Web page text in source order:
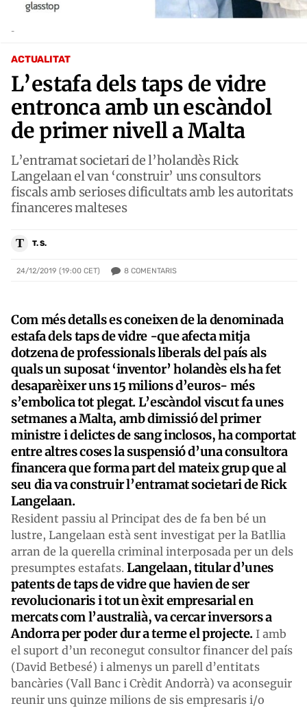
ACTUALITAT
L’estafa dels taps de vidre
entronca amb un escàndol
de primer nivell a Malta
L’entramat societari de l’holandès Rick
Langelaan el van ‘construir’ uns consultors
fiscals amb serioses dificultats amb les autoritats
financeres malteses
T T. S.
24/12/2019 (19:00 CET) 8 COMENTARIS
-
Com més detalls es coneixen de la denominada
estafa dels taps de vidre -que afecta mitja
dotzena de professionals liberals del país als
quals un suposat ‘inventor’ holandès els ha fet
desaparèixer uns 15 milions d’euros- més
s’embolica tot plegat. L’escàndol viscut fa unes
setmanes a Malta, amb dimissió del primer
ministre i delictes de sang inclosos, ha comportat
entre altres coses la suspensió d’una consultora
financera que forma part del mateix grup que al
seu dia va construir l’entramat societari de Rick
Langelaan.
Resident passiu al Principat des de fa ben bé un
lustre, Langelaan està sent investigat per la Batllia
arran de la querella criminal interposada per un dels
presumptes estafats. Langelaan, titular d’unes
patents de taps de vidre que havien de ser
revolucionaris i tot un èxit empresarial en
mercats com l’australià, va cercar inversors a
Andorra per poder dur a terme el projecte.I amb
el suport d’un reconegut consultor financer del país
(David Betbesé) i almenys un parell d’entitats
bancàries (Vall Banc i Crèdit Andorrà) va aconseguir
reunir uns quinze milions de sis empresaris i/o